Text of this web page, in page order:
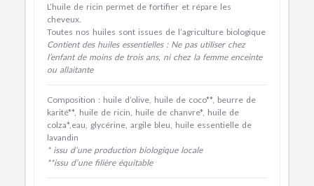
L’huile de ricin permet de fortifier et répare les
cheveux.
Toutes nos huiles sont issues de l’agriculture biologique
Contient des huiles essentielles : Ne pas utiliser chez
l’enfant de moins de trois ans, ni chez la femme enceinte
ou allaitante
Composition : huile d’olive, huile de coco**, beurre de
karité**, huile de ricin, huile de chanvre*, huile de
colza*,eau, glycérine, argile bleu, huile essentielle de
lavandin
* issu d’une production biologique locale
**issu d’une filière équitable